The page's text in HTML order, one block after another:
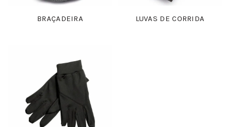
BRAÇADEIRA LUVAS DE CORRIDA